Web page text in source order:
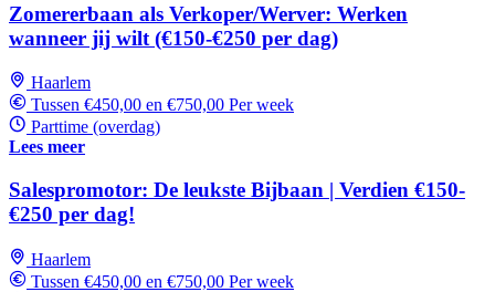
Zomererbaan als Verkoper/Werver: Werken
wanneer jij wilt (€150-€250 per dag)
Haarlem
Tussen €450,00 en €750,00 Per week
Parttime (overdag)
Lees meer
Salespromotor: De leukste Bijbaan | Verdien €150-
€250 per dag!
Haarlem
Tussen €450,00 en €750,00 Per week